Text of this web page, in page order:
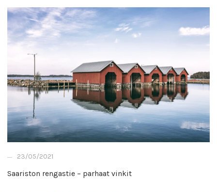
23/05/2021
Saariston rengastie – parhaat vinkit